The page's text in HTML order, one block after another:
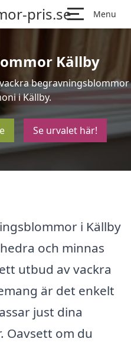
pris.se Menu
Källby
begravningsblommor
i Källby.
Se urvalet här!
i Källby
och minnas
utbud av vackra
är det enkelt
just dina
Oavsett om du